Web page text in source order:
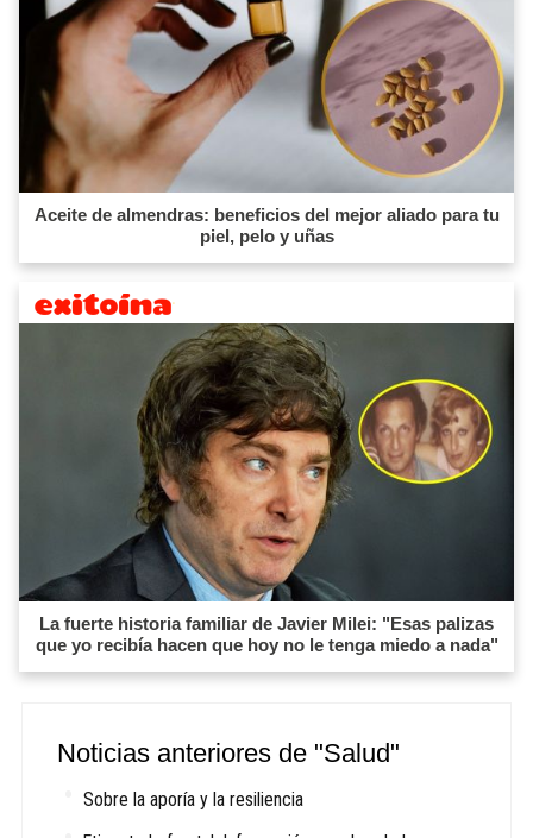
Aceite de almendras: beneficios del mejor aliado para tu
piel, pelo y uñas
La fuerte historia familiar de Javier Milei: "Esas palizas
que yo recibía hacen que hoy no le tenga miedo a nada"
Noticias anteriores de "Salud"
Sobre la aporía y la resiliencia